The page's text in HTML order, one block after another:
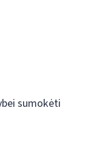
sumokėti